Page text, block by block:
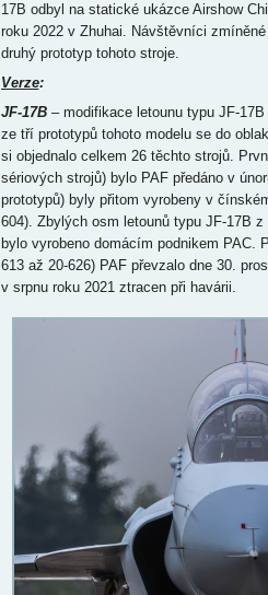
17B odbyl na statické ukázce Airshow
roku 2022 v Zhuhai. Návštěvníci
druhý prototyp tohoto stroje.
Verze:
JF-17B – modifikace letounu typu JF-
ze tří prototypů tohoto modelu se do
si objednalo celkem 26 těchto strojů.
sériových strojů) bylo PAF předáno v
prototypů) byly přitom vyrobeny v
604). Zbylých osm letounů typu JF-17B
bylo vyrobeno domácím podnikem PAC.
613 až 20-626) PAF převzalo dne 30.
v srpnu roku 2021 ztracen při havárii.